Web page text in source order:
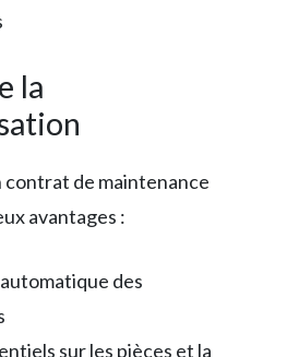
la
contrat de maintenance
avantages :
des
sur les pièces et la